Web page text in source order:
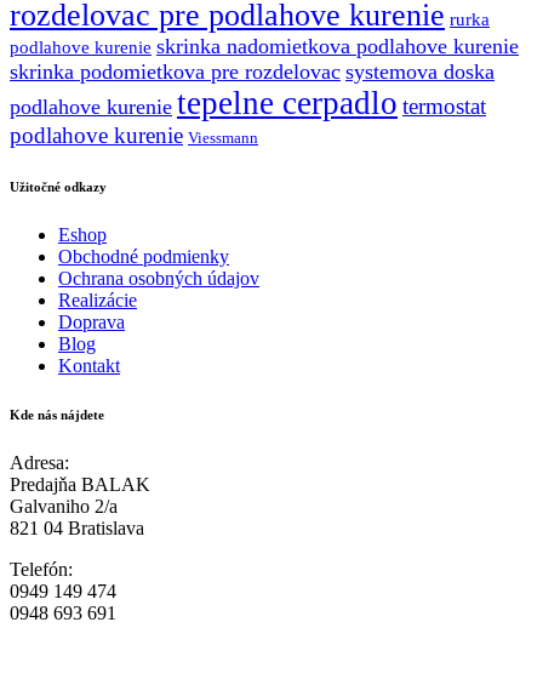
rozdelovac pre podlahove kurenie rurka
podlahove kurenie skrinka nadomietkova podlahove kurenie
skrinka podomietkova pre rozdelovac systemova doska
podlahove kurenie tepelne cerpadlo termostat
podlahove kurenie Viessmann
Užitočné odkazy
Eshop
Obchodné podmienky
Ochrana osobných údajov
Realizácie
Doprava
Blog
Kontakt
Kde nás nájdete
Adresa:
Predajňa BALAK
Galvaniho 2/a
821 04 Bratislava
Telefón:
0949 149 474
0948 693 691